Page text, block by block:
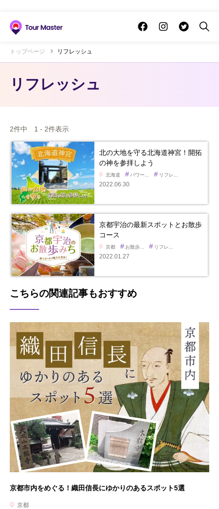
トップページ リフレッシュ
リフレッシュ
2件中 1 - 2件表示
北の大地を守る北海道神宮！開拓
の神を参拝しよう
北海道 # パワー... # リフレ...
2022.06.30
京都宇治の最新スポットとお散歩
コース
京都 # お散歩... # リフレ...
2022.01.27
こちらの関連記事もおすすめ
京都市内をめぐる！織田信長にゆかりのあるスポット5選
京都